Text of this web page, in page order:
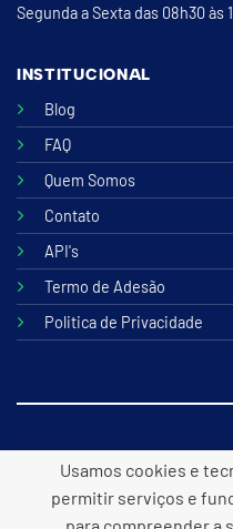
Segunda a Sexta das 08h30 às
INSTITUCIONAL
Blog
FAQ
Quem Somos
Contato
API's
Termo de Adesão
Politica de Privacidade
© 2026 B2lite Tecnologia
Usamos cookies e
permitir serviços e
para compreender a